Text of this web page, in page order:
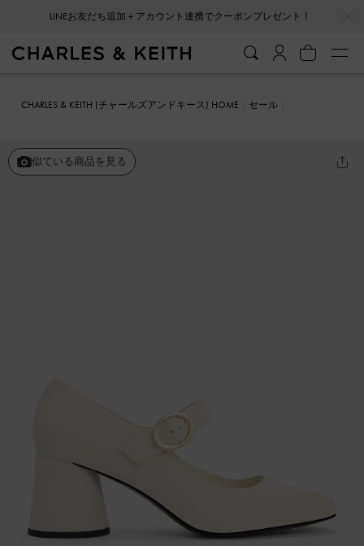
CHARLES & KEITH (チャールズアンドキース) HOME
セール
似ている商品を見る